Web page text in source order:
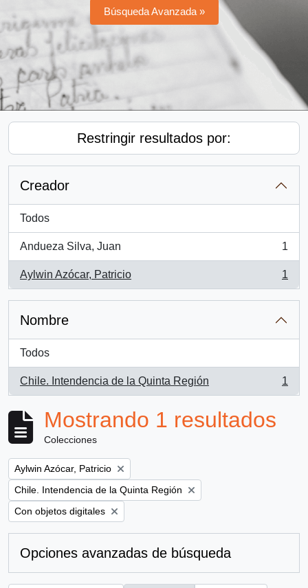
Búsqueda Avanzada »
Restringir resultados por:
Creador
Todos
Andueza Silva, Juan
, 1 resultados
1
Aylwin Azócar, Patricio
, 1 resultados
1
Nombre
Todos
Chile. Intendencia de la Quinta Región
, 1 resultados
1
Mostrando 1 resultados
Colecciones
Remove filter:
Aylwin Azócar, Patricio
Remove filter:
Chile. Intendencia de la Quinta Región
Remove filter:
Con objetos digitales
Opciones avanzadas de búsqueda